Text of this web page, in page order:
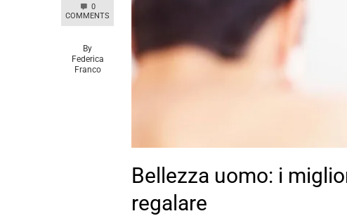
0
COMMENTS
By
Federica
Franco
Bellezza uomo: i
regalare